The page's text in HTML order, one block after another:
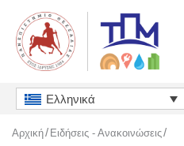
περιεχόμενο
Ελληνικά
Αρχική Ειδήσεις - Ανακοινώσεις